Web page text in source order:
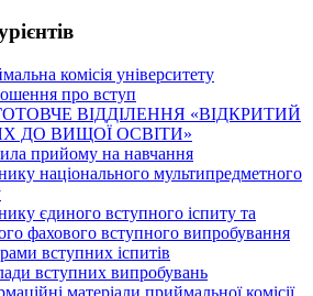
комісія університету
про вступ
ВІДДІЛЕННЯ «ВІДКРИТИЙ
ДО ВИЩОЇ ОСВІТИ»
прийому на навчання
національного мультипредметного
єдиного вступного іспиту та
фахового вступного випробування
вступних іспитів
вступних випробувань
матеріали приймальної комісії